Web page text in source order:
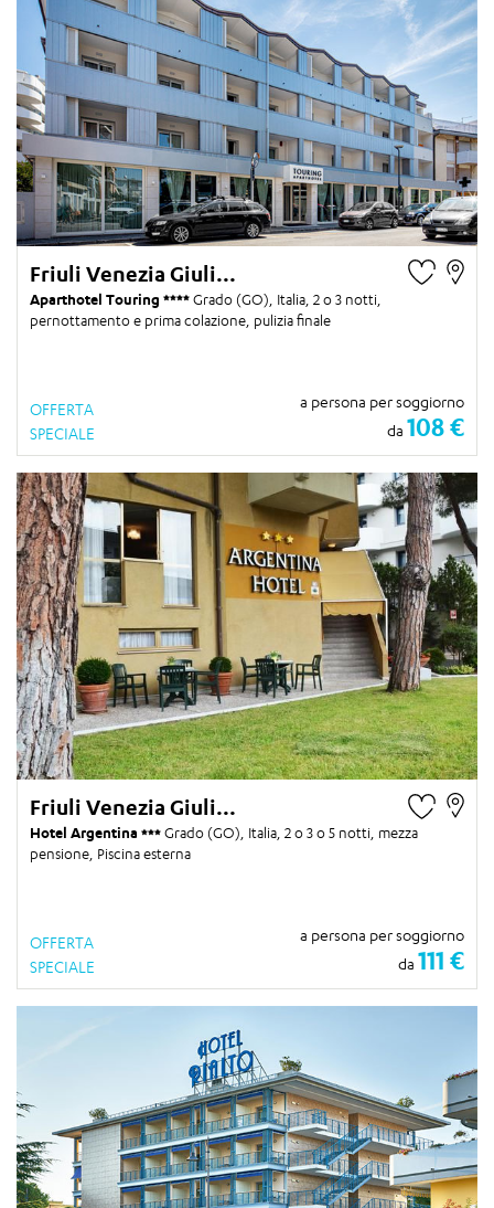
Friuli Venezia Giuli...
Aparthotel Touring Grado (GO), Italia, 2 o 3 notti
pernottamento e prima colazione, pulizia finale
OFFERTA
SPECIALE
a persona per soggiorno
da 108 €
Friuli Venezia Giuli...
Hotel Argentina Grado (GO), Italia, 2 o 3 o 5 notti, mezza
pensione, Piscina esterna
OFFERTA
SPECIALE
a persona per soggiorno
da 111 €